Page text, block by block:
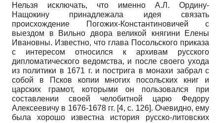
Нельзя исключать, что именно А.Л. Ордину-
Нащокину принадлежала идея связать
происхождение Погожих-Константиновичей с
выездом в Вильно двора великой княгини Елены
Ивановны. Известно, что глава Посольского приказа
с интересом относился к архивам русского
дипломатического ведомства, и после своего ухода
из политики в 1671 г. и пострига в монахи забрал с
собой в Псков копии многих посольских книг и
царских грамот, которыми он пользовался при
составлении своей челобитной царю Федору
Алексеевичу в 1676-1678 гг. [4, с. 126]. Очевидно, ему
была хорошо известна история русско-литовских